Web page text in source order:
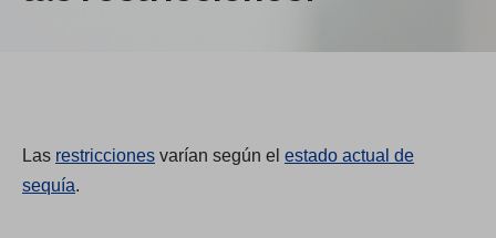
Las restricciones varían según el estado actual de
sequía.